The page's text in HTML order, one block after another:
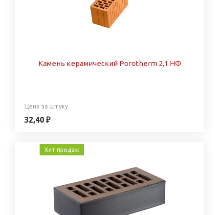
Камень керамический Porotherm 2,1 НФ
Цена за штуку
32,40 ₽
Хит продаж